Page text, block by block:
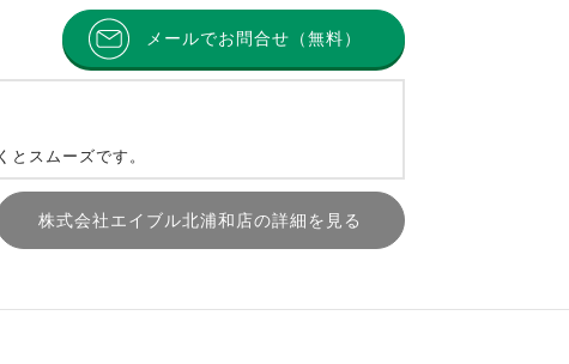
メールでお問合せ（無料）
スムーズです。
株式会社エイブル北浦和店の詳細を見る